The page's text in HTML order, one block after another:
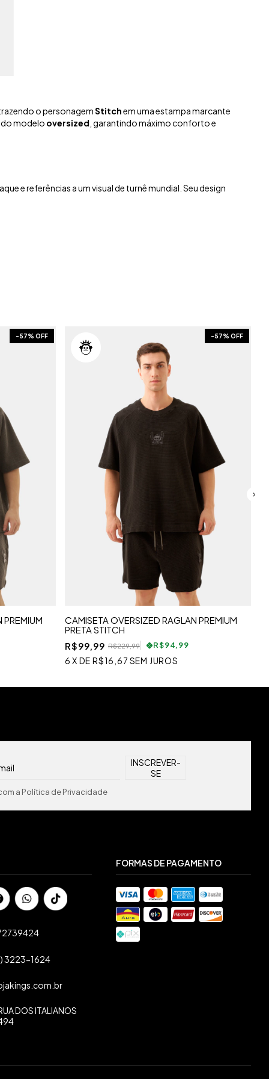
trazendo o personagemStitchem uma estampa marcante
do modelo oversized , garantindo máximo conforto e
e referências a um visual de turnê mundial. Seu design
-57% OFF -57% OFF
CAMISETA OVERSIZED RAGLAN PREMIUM
PRETA STITCH
R$99,99 R$229,99 R$94,99
6 X DER$16,67 SEM JUROS
a Política de Privacidade
3223-1624
DOS ITALIANOS
FORMAS DE PAGAMENTO